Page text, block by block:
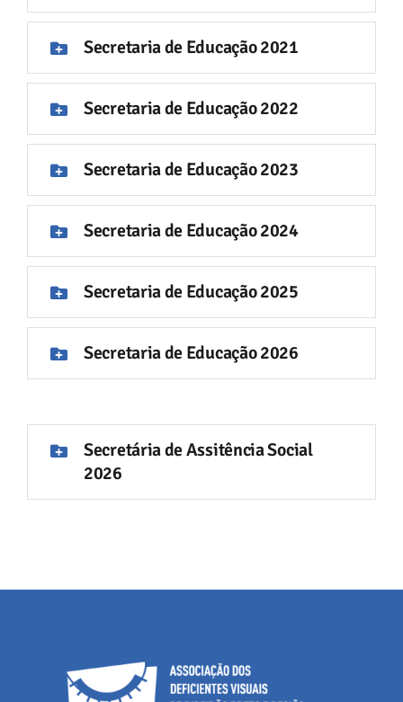
Contato Secretaria de Educação 2021
Secretaria de Educação 2022
Secretaria de Educação 2023
Secretaria de Educação 2024
Secretaria de Educação 2025
Secretaria de Educação 2026
Secretária de Assitência Social
2026